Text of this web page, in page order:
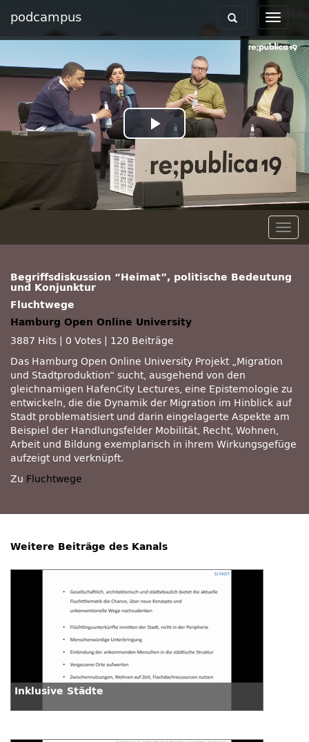
podcampus
Toggle
Toggle
navigation
Play
Video
Begriffsdiskussion “Heimat”, politische Bedeutung
und Konjunktur
Fluchtwege
Hamburg Open Online University
3887 Hits
0 Votes
120 Beiträge
Das Hamburg Open Online University Projekt „Migration
und Stadtproduktion“ sucht, ausgehend von den
gleichnamigen HafenCity Lectures, eine Epistemologie zu
entwickeln, die die Dynamik der Migration im Hinblick auf
Stadt problematisiert und darin eingelagerte Aspekte am
Beispiel der Handlungsfelder Mobilität, Recht, Wohnen,
Arbeit und Bildung exemplarisch in ihrem Wirkungsgefüge
aufzeigt und verknüpft.
Zu Fluchtwege
Weitere Beiträge des Kanals
Inklusive Städte